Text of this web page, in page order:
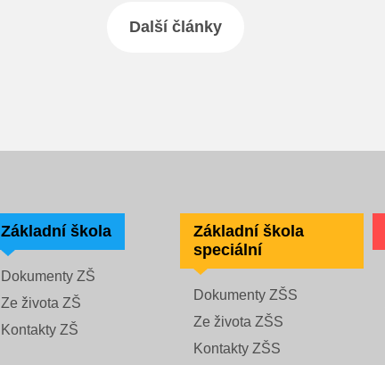
Další články
Základní škola
Dokumenty ZŠ
Ze života ZŠ
Kontakty ZŠ
Základní škola
speciální
Dokumenty ZŠS
Ze života ZŠS
Kontakty ZŠS